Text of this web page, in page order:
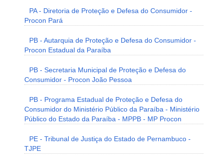
PA - Diretoria de Proteção e Defesa do Consumidor -
Procon Pará
PB - Autarquia de Proteção e Defesa do Consumidor -
Procon Estadual da Paraíba
PB - Secretaria Municipal de Proteção e Defesa do
Consumidor - Procon João Pessoa
PB - Programa Estadual de Proteção e Defesa do
Consumidor do Ministério Público da Paraíba - Ministério
Público do Estado da Paraíba - MPPB - MP Procon
PE - Tribunal de Justiça do Estado de Pernambuco -
TJPE